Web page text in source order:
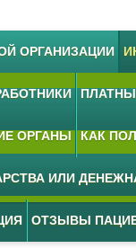
ОРГАНИЗАЦИИ
ОРГАНЫ КАК
ИЛИ
ОТЗЫВЫ